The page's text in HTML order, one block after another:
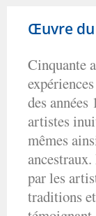
Œuvre du
Cinquante
des années
artistes
mêmes
par les
traditions